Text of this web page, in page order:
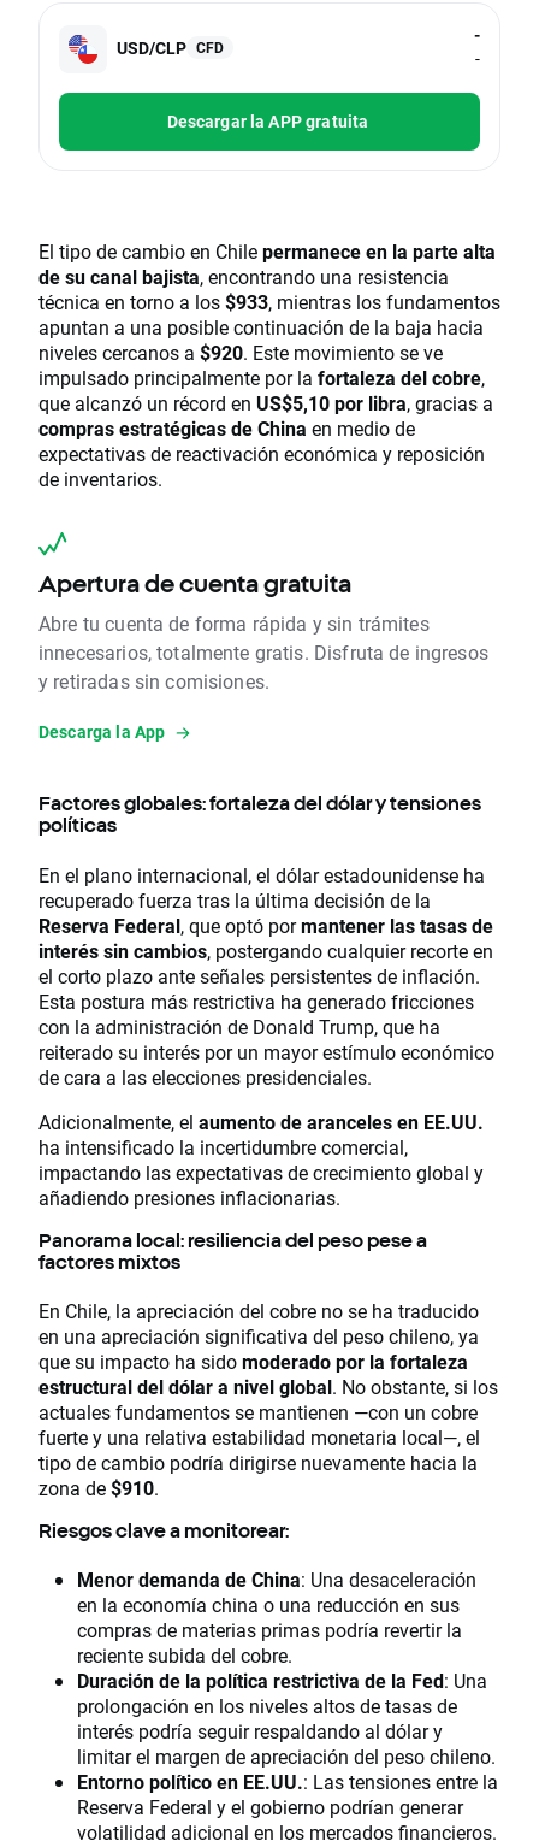
USD/CLP CFD
-
-
Descargar la APP gratuita
El tipo de cambio en Chilepermanece en la parte alta
de su canal bajista, encontrando una resistencia
técnica en torno a los$933, mientras los fundamentos
apuntan a una posible continuación de la baja hacia
niveles cercanos a $920. Este movimiento se ve
impulsado principalmente por la fortaleza del cobre,
que alcanzó un récord en US$5,10 por libra, gracias a
compras estratégicas de China en medio de
expectativas de reactivación económica y reposición
de inventarios.
Apertura de cuenta gratuita
Abre tu cuenta de forma rápida y sin trámites
innecesarios, totalmente gratis. Disfruta de ingresos
y retiradas sin comisiones.
Descarga la App
Factores globales: fortaleza del dólar y tensiones
políticas
En el plano internacional, el dólar estadounidense ha
recuperado fuerza tras la última decisión de la
Reserva Federal, que optó pormantener las tasas de
interés sin cambios, postergando cualquier recorte en
el corto plazo ante señales persistentes de inflación.
Esta postura más restrictiva ha generado fricciones
con la administración de Donald Trump, que ha
reiterado su interés por un mayor estímulo económico
de cara a las elecciones presidenciales.
Adicionalmente, el aumento de aranceles en EE.UU.
ha intensificado la incertidumbre comercial,
impactando las expectativas de crecimiento global y
añadiendo presiones inflacionarias.
Panorama local: resiliencia del peso pese a
factores mixtos
En Chile, la apreciación del cobre no se ha traducido
en una apreciación significativa del peso chileno, ya
que su impacto ha sidomoderado por la fortaleza
estructural del dólar a nivel global. No obstante, si los
actuales fundamentos se mantienen —con un cobre
fuerte y una relativa estabilidad monetaria local—, el
tipo de cambio podría dirigirse nuevamente hacia la
zona de$910.
Riesgos clave a monitorear:
Menor demanda de China: Una desaceleración
en la economía china o una reducción en sus
compras de materias primas podría revertir la
reciente subida del cobre.
Duración de la política restrictiva de la Fed: Una
prolongación en los niveles altos de tasas de
interés podría seguir respaldando al dólar y
limitar el margen de apreciación del peso chileno.
Entorno político en EE.UU.: Las tensiones entre la
Reserva Federal y el gobierno podrían generar
volatilidad adicional en los mercados financieros.